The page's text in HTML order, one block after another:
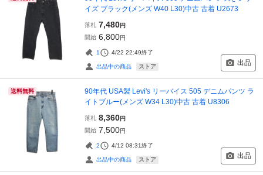
イズ ブラック(メンズ W40 L30)中古 古着 U2673
落札 7,480円
開始 6,800円
1 4/22 22:49終了
出品中の商品 ストア 出品
送料無料
90年代 USA製 Levi's リーバイス 505 デニムパンツ ラ
イトブルー(メンズ W34 L30)中古 古着 U8306
落札 8,360円
開始 7,500円
2 4/12 08:31終了
出品中の商品 ストア 出品